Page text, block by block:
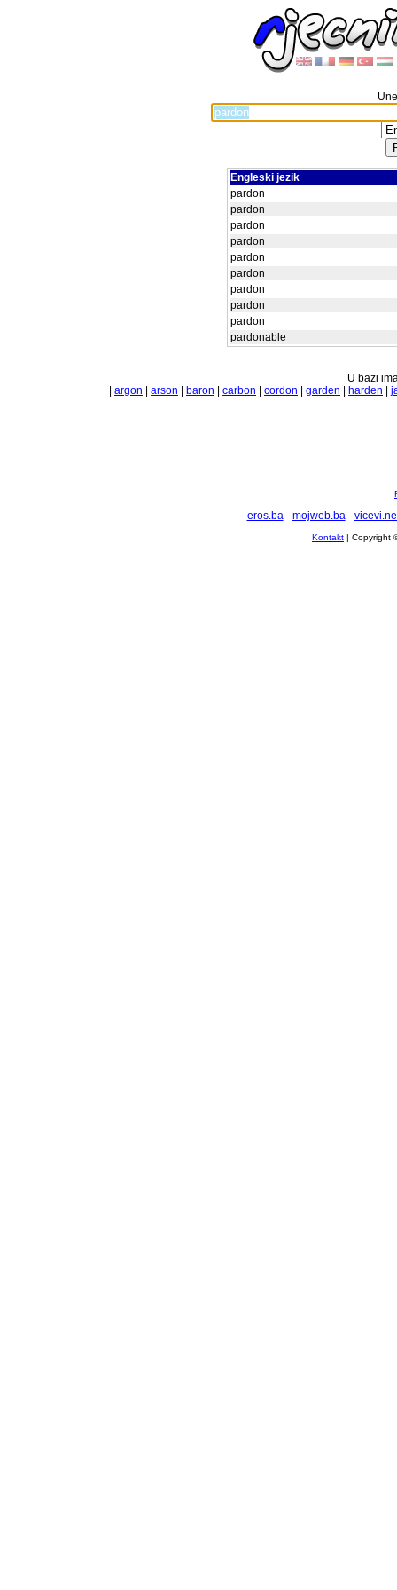
Engleski jezik
pardon
pardon
pardon
pardon
pardon
pardon
pardon
pardon
pardon
pardonable
U bazi
argon arson baron carbon cordon garden harden
eros.ba- mojweb.ba-
Kontakt | Copyright